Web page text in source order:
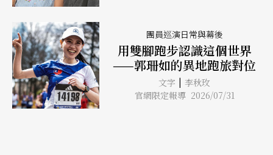
團員巡演日常與幕後
用雙腳跑步認識這個世界
——郭珊如的異地跑旅對位
文字 | 李秋玫
官網限定報導 2026/07/31